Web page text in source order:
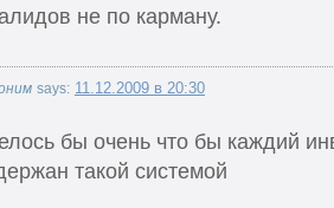
не по карману.
says: 11.12.2009 в 20:30
бы очень что бы каждий
такой системой